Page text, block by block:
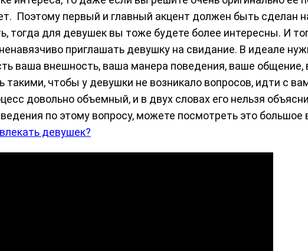
Поэтому первый и главный акцент должен быть сделан
тогда для девушек вы тоже будете более интересны. И
приглашать девушку на свидание. В идеале
ваша внешность, ваша манера поведения, ваше общение,
чтобы у девушки не возникало вопросов, идти с
довольно объемный, и в двух словах его нельзя
по этому вопросу, можете посмотреть это большое
девушек?